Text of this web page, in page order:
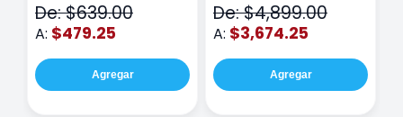
De: $639.00
A: $479.25
Agregar
De: $4,899.00
A: $3,674.25
Agregar